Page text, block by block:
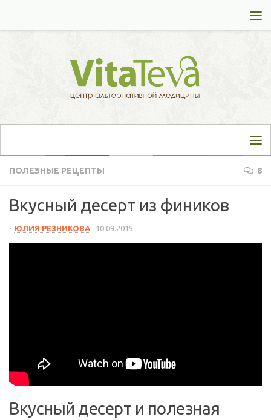
ПОЛЕЗНЫЕ РЕЦЕПТЫ 8
Вкусный десерт из фиников
- ЮЛИЯ РЕЗНИКОВА · 10.09.2015
Вкусный десерт и полезная